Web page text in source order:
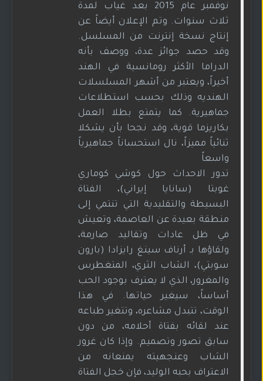
نوفمبر عام 2015 بعد غياب لمدة
ثلاث سنوات. وتم الإعلان أيضاً عن
إنتاج نسخة إنترنت من المسلسل.
وقد حصد جوائز عدة، ووصف بأنه
الدراما الأكثر رومانسية في الهند
أخيراً، ويعتبر من أشهر المسلسلات
الهنديه وذلك بحسب استطلاعات
جماهيرية. كما يتمتع بطلا العمل
بكاريزما قوية، وقد نجحا بأن يشكلا
ثنائياً مميزاً، نال استحساناً جماهيرياً
واسعاً
تدور الاحداث حول كوشي كوماري
غوبتا (سانايا إيراني)، الفتاة
البسيطة والتقليدية التي تنتمي إلى
منطقة بعيدة عن العاصمة، وتعيش
في ظل عادات وتقاليد صارمة،
ولقاؤها بـ أرناف سينغ رايزادا (بارون
سوبتي)، الشاب الثري، المتغطرس
والمغرور، الذي لا يعترف بوجود الحب
أساساً، سيغير حياتها. في هذا
الوقت، تتبدل مشاعره، وتتغير طباعه
عند لقائه بفتاة أحلامه، من دون
سابق تصور وتصميم. وإذا كان غرور
الشاب وعنجهيته يمنعانه من
الاعتراف بحبه الوليد، فإن خجل الفتاة